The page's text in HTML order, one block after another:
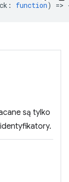
: function)
są tylko